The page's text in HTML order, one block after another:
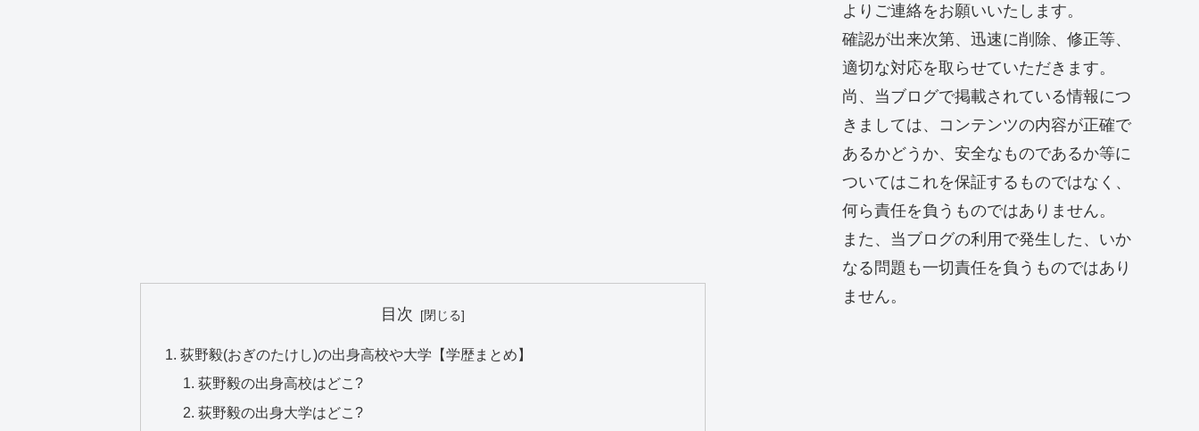
目次
荻野毅(おぎのたけし)の出身高校や大学【学歴まとめ】
荻野毅の出身高校はどこ?
荻野毅の出身大学はどこ?
よりご連絡をお願いいたします。
確認が出来次第、迅速に削除、修正等、
適切な対応を取らせていただきます。
尚、当ブログで掲載されている情報につ
きましては、コンテンツの内容が正確で
あるかどうか、安全なものであるか等に
ついてはこれを保証するものではなく、
何ら責任を負うものではありません。
また、当ブログの利用で発生した、いか
なる問題も一切責任を負うものではあり
ません。